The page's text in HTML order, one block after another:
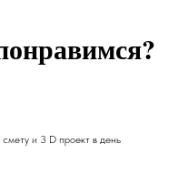
и 3 D проект в день